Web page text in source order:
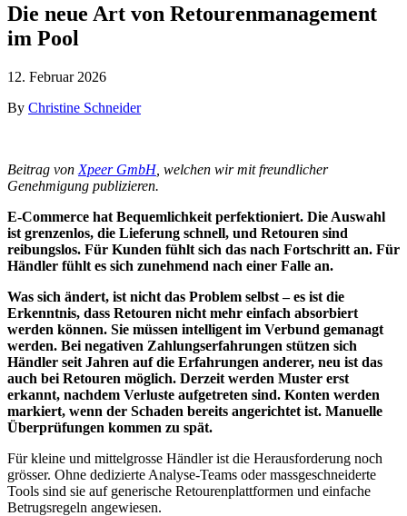
Die neue Art von Retourenmanagement
im Pool
12. Februar 2026
By Christine Schneider
Beitrag von Xpeer GmbH, welchen wir mit freundlicher
Genehmigung publizieren.
E-Commerce hat Bequemlichkeit perfektioniert. Die Auswahl
ist grenzenlos, die Lieferung schnell, und Retouren sind
reibungslos. Für Kunden fühlt sich das nach Fortschritt an. Für
Händler fühlt es sich zunehmend nach einer Falle an.
Was sich ändert, ist nicht das Problem selbst – es ist die
Erkenntnis, dass Retouren nicht mehr einfach absorbiert
werden können. Sie müssen intelligent im Verbund gemanagt
werden. Bei negativen Zahlungserfahrungen stützen sich
Händler seit Jahren auf die Erfahrungen anderer, neu ist das
auch bei Retouren möglich. Derzeit werden Muster erst
erkannt, nachdem Verluste aufgetreten sind. Konten werden
markiert, wenn der Schaden bereits angerichtet ist. Manuelle
Überprüfungen kommen zu spät.
Für kleine und mittelgrosse Händler ist die Herausforderung noch
grösser. Ohne dedizierte Analyse-Teams oder massgeschneiderte
Tools sind sie auf generische Retourenplattformen und einfache
Betrugsregeln angewiesen.